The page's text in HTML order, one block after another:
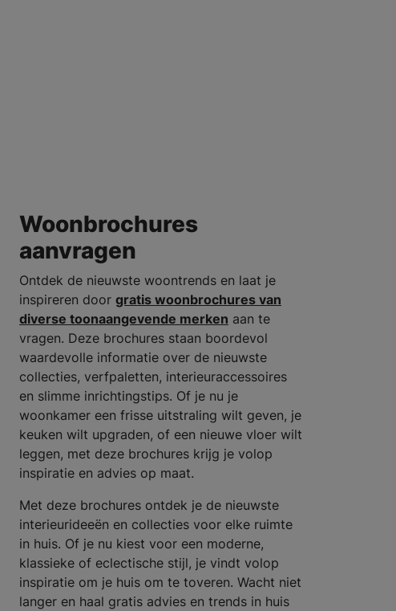
Woonbrochures
aanvragen
Ontdek de nieuwste woontrends en laat je
inspireren door gratis woonbrochures van
diverse toonaangevende merken aan te
vragen. Deze brochures staan boordevol
waardevolle informatie over de nieuwste
collecties, verfpaletten, interieuraccessoires
en slimme inrichtingstips. Of je nu je
woonkamer een frisse uitstraling wilt geven, je
keuken wilt upgraden, of een nieuwe vloer wilt
leggen, met deze brochures krijg je volop
inspiratie en advies op maat.
Met deze brochures ontdek je de nieuwste
interieurideeën en collecties voor elke ruimte
in huis. Of je nu kiest voor een moderne,
klassieke of eclectische stijl, je vindt volop
inspiratie om je huis om te toveren. Wacht niet
langer en haal gratis advies en trends in huis